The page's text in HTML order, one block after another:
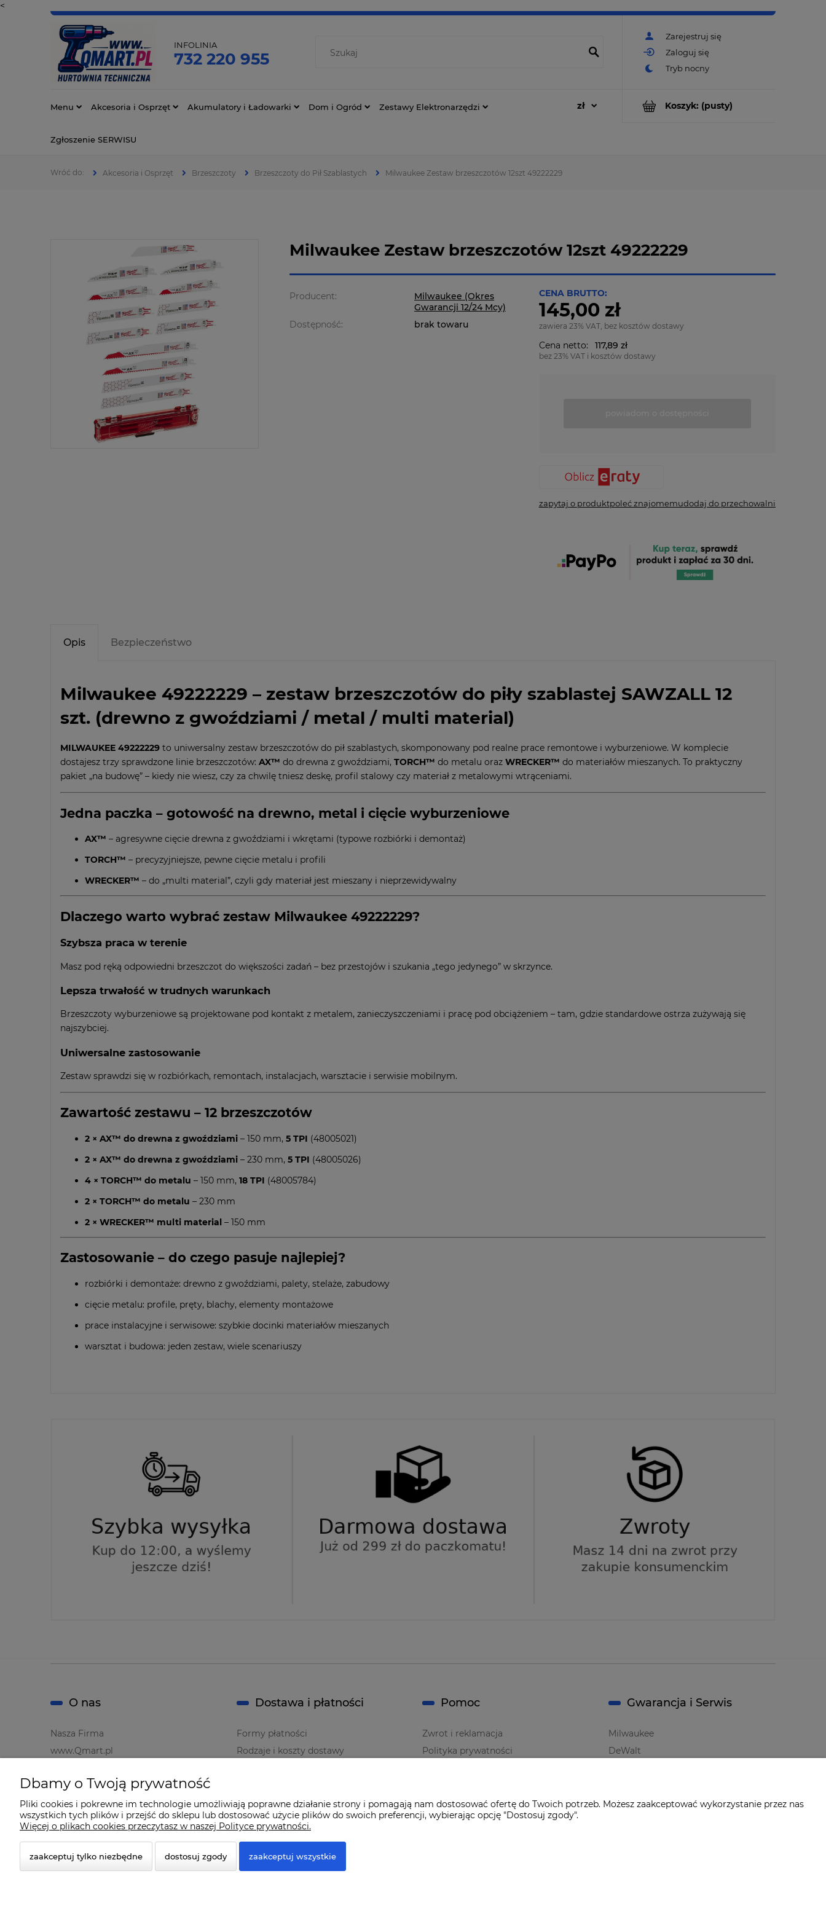
<
Zarejestruj się
Zaloguj się
INFOLINIA
732 220 955
Koszyk: (pusty)
Menu Akcesoria i Osprzęt Akumulatory i Ładowarki Dom i Ogród Zestawy Elektronarzędzi
Zgłoszenie SERWISU
Akcesoria i Osprzęt Brzeszczoty Brzeszczoty do Pił Szablastych Milwaukee Zestaw brzeszczotów 12szt 49222229
Milwaukee Zestaw brzeszczotów 12szt 49222229
Producent:
Milwaukee (Okres
Gwarancji 12/24 Mcy)
Dostępność:
brak towaru
CENA BRUTTO:
145,00 zł
zawiera 23% VAT, bez kosztów dostawy
Cena netto: 117,89 zł
bez 23% VAT i kosztów dostawy
zapytaj o produktpoleć znajomemudodaj do przechowalni
Opis Bezpieczeństwo
Milwaukee 49222229 – zestaw brzeszczotów do piły szablastej SAWZALL 12
szt. (drewno z gwoździami / metal / multi material)
MILWAUKEE 49222229 to uniwersalny zestaw brzeszczotów do pił szablastych, skomponowany pod realne prace remontowe i wyburzeniowe. W komplecie
dostajesz trzy sprawdzone linie brzeszczotów: AX™ do drewna z gwoździami, TORCH™ do metalu oraz WRECKER™ do materiałów mieszanych. To praktyczny
pakiet „na budowę” – kiedy nie wiesz, czy za chwilę tniesz deskę, profil stalowy czy materiał z metalowymi wtrąceniami.
Jedna paczka – gotowość na drewno, metal i cięcie wyburzeniowe
AX™ – agresywne cięcie drewna z gwoździami i wkrętami (typowe rozbiórki i demontaż)
TORCH™ – precyzyjniejsze, pewne cięcie metalu i profili
WRECKER™ – do „multi material”, czyli gdy materiał jest mieszany i nieprzewidywalny
Dlaczego warto wybrać zestaw Milwaukee 49222229?
Szybsza praca w terenie
Masz pod ręką odpowiedni brzeszczot do większości zadań – bez przestojów i szukania „tego jedynego” w skrzynce.
Lepsza trwałość w trudnych warunkach
Brzeszczoty wyburzeniowe są projektowane pod kontakt z metalem, zanieczyszczeniami i pracę pod obciążeniem – tam, gdzie standardowe ostrza zużywają się
najszybciej.
Uniwersalne zastosowanie
Zestaw sprawdzi się w rozbiórkach, remontach, instalacjach, warsztacie i serwisie mobilnym.
Zawartość zestawu – 12 brzeszczotów
2 × AX™ do drewna z gwoździami – 150 mm, 5 TPI (48005021)
2 × AX™ do drewna z gwoździami – 230 mm, 5 TPI (48005026)
4 × TORCH™ do metalu – 150 mm, 18 TPI (48005784)
2 × TORCH™ do metalu – 230 mm
2 × WRECKER™ multi material – 150 mm
Zastosowanie – do czego pasuje najlepiej?
rozbiórki i demontaże: drewno z gwoździami, palety, stelaże, zabudowy
cięcie metalu: profile, pręty, blachy, elementy montażowe
prace instalacyjne i serwisowe: szybkie docinki materiałów mieszanych
warsztat i budowa: jeden zestaw, wiele scenariuszy
O nas
Nasza Firma
www.Qmart.pl
Dostawa i płatności
Formy płatności
Rodzaje i koszty dostawy
Pomoc
Zwrot i reklamacja
Polityka prywatności
Gwarancja i Serwis
Milwaukee
DeWalt
Oznaczenie i symbole Producentów
Dbamy o Twoją prywatność
Pliki cookies i pokrewne im technologie umożliwiają poprawne działanie strony i pomagają nam dostosować ofertę do Twoich potrzeb. Możesz zaakceptować wykorzystanie przez nas
wszystkich tych plików i przejść do sklepu lub dostosować użycie plików do swoich preferencji, wybierając opcję "Dostosuj zgody".
Więcej o plikach cookies przeczytasz w naszej Polityce prywatności.
zaakceptuj tylko niezbędne dostosuj zgody zaakceptuj wszystkie